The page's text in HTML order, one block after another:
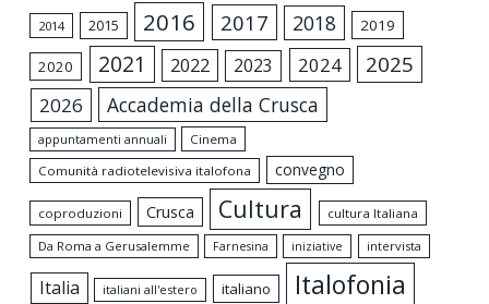
2014 2015 2016 2017 2018 2019
2020 2021 2022 2023 2024 2025
2026 Accademia della Crusca
appuntamenti annuali
Cinema
Comunità radiotelevisiva italofona
convegno
coproduzioni Crusca Cultura
cultura Italiana
Da Roma a Gerusalemme
Farnesina iniziative intervista
Italia italiani all'estero italiano Italofonia